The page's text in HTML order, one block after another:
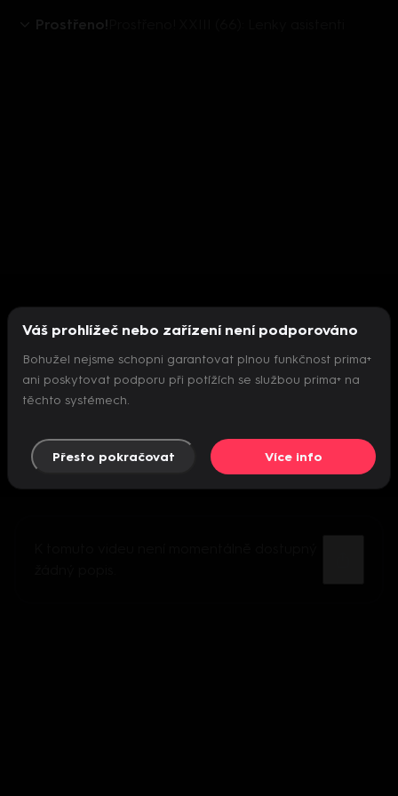
Prostřeno!
Nepodařilo se inicializovat přehrávač
Váš prohlížeč nebo zařízení není podporováno
Bohužel nejsme schopni garantovat plnou funkčnost prima+
ani poskytovat podporu při potížích se službou prima+ na
těchto systémech.
Přesto pokračovat Více info